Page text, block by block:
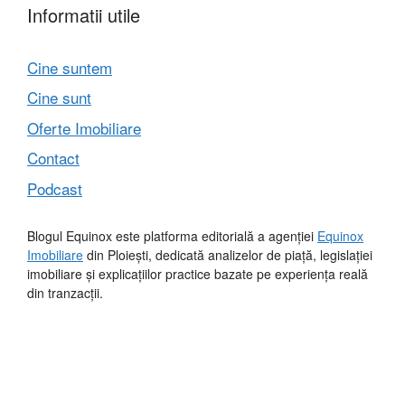
Informatii utile
Cine suntem
Cine sunt
Oferte Imobiliare
Contact
Podcast
Blogul Equinox este platforma editorială a agenției Equinox
Imobiliare din Ploiești, dedicată analizelor de piață, legislației
imobiliare și explicațiilor practice bazate pe experiența reală
din tranzacții.